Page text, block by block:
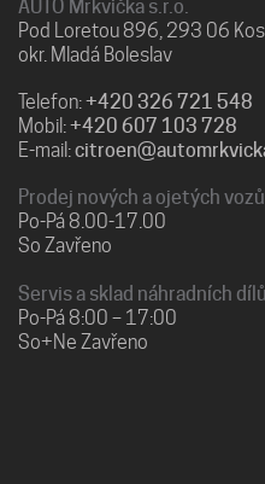
AUTO Mrkvička s.r.o.
Pod Loretou 896, 293 06
okr. Mladá Boleslav
Telefon:+420 326 721 548
Mobil:+420 607 103 728
E-mail:
Prodej nových a ojetých vozů
Po-Pá 8.00-17.00
So Zavřeno
Servis a sklad náhradních dílů
Po-Pá 8:00 – 17:00
So+Ne Zavřeno